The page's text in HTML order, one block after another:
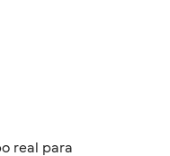
real para